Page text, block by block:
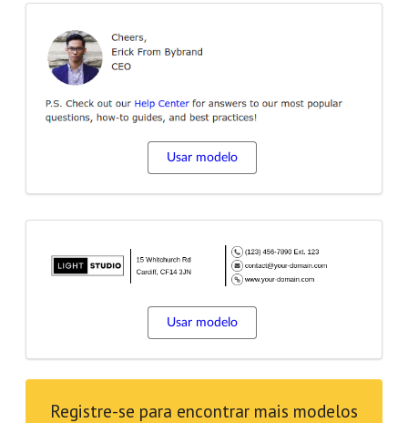
Usar modelo
Usar modelo
Registre-se para encontrar mais modelos